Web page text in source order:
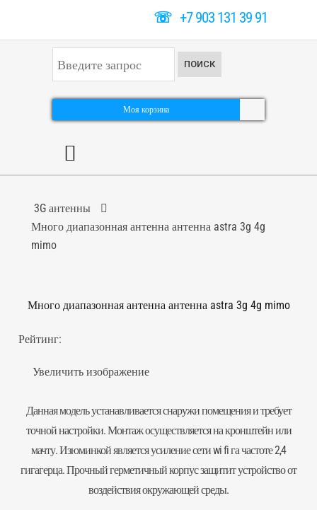
☏+7 903 131 39 91
к
а
ь
ПОИСК
Моя корзина
3G антенны
Много диапазонная антенна антенна astra 3g 4g
mimo
Много диапазонная антенна антенна astra 3g 4g mimo
Рейтинг:
Увеличить изображение
Данная модель устанавливается снаружи помещения и требует
точной настройки. Монтаж осуществляется на кронштейн или
мачту. Изюминкой является усиление сети wi fi га частоте 2,4
гигагерца. Прочный герметичный корпус защитит устройство от
воздействия окружающей среды.